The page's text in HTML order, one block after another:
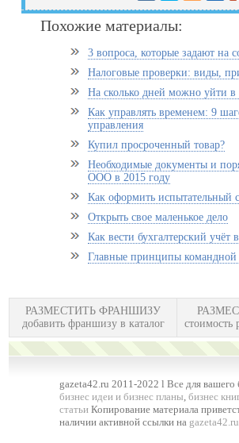
Похожие материалы:
3 вопроса, которые задают на
Налоговые проверки: виды,
На сколько дней можно уйти в
Как управлять временем: 9
управления
Купил просроченный товар?
Необходимые документы и
ООО в 2015 году
Как оформить испытательный
Открыть свое маленькое дело
Как вести бухгалтерский учёт
Главные принципы командной
РАЗМЕСТИТЬ ФРАНШИЗУ
добавить франшизу в каталог
стоимость
gazeta42.ru 2011-2022 l Все для вашего
бизнес идеи и бизнес планы,бизнес
статьи Копирование материала
наличии активной ссылки на gazeta42.ru